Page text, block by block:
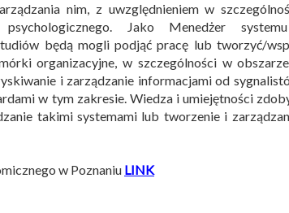
nim, z uwzględnieniem w
Jako Menedżer systemu
będą mogli podjąć pracę lub tworzyć/
organizacyjne, w szczególności w
i zarządzanie informacjami od
w tym zakresie. Wiedza i umiejętności
takimi systemami lub tworzenie i
w Poznaniu LINK